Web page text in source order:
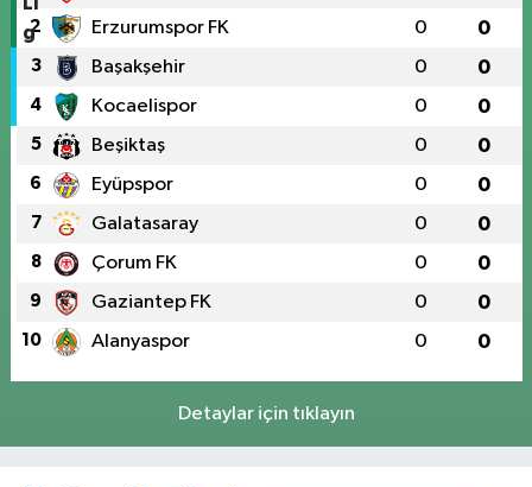
2 Erzurumspor FK 0 0
3 Başakşehir 0 0
4 Kocaelispor 0 0
5 Beşiktaş 0 0
6 Eyüpspor 0 0
7 Galatasaray 0 0
8 Çorum FK 0 0
9 Gaziantep FK 0 0
10 Alanyaspor 0 0
Detaylar için tıklayın